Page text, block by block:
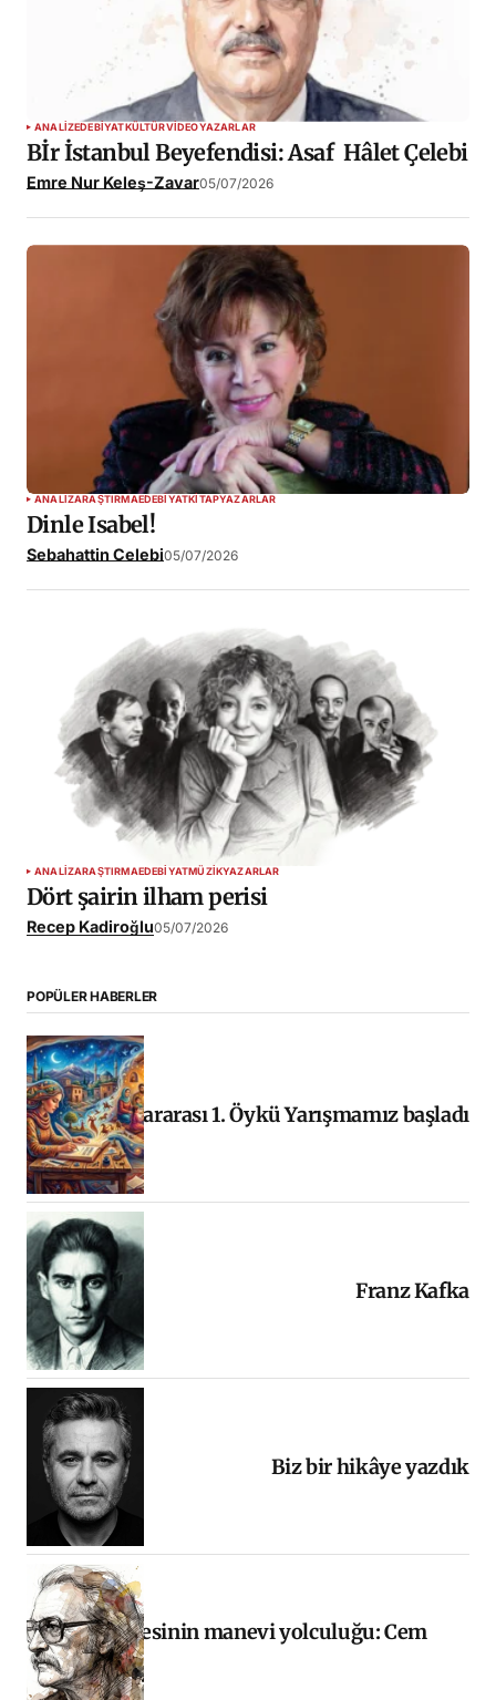
ANALIZEDEBIYATKÜLTÜRVIDEOYAZARLAR
Bİr İstanbul Beyefendisi: Asaf Hâlet Çelebi
Emre Nur Keleş-Zavar05/07/2026
ANALIZARAŞTIRMAEDEBIYATKITAPYAZARLAR
Dinle Isabel!
Sebahattin Celebi05/07/2026
ANALIZARAŞTIRMAEDEBIYATMÜZIKYAZARLAR
Dört şairin ilham perisi
Recep Kadiroğlu05/07/2026
POPÜLER HABERLER
Uluslararası 1. Öykü Yarışmamız başladı
Franz Kafka
Biz bir hikâye yazdık
Halkın sesinin manevi yolculuğu: Cem
Karaca